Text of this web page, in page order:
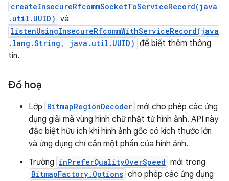
createInsecureRfcommSocketToServiceRecord(java
.util.UUID) và
listenUsingInsecureRfcommWithServiceRecord(java
.lang.String, java.util.UUID) để biết thêm thông
tin.
Đồ hoạ
Lớp BitmapRegionDecoder mới cho phép các ứng
dụng giải mã vùng hình chữ nhật từ hình ảnh. API này
đặc biệt hữu ích khi hình ảnh gốc có kích thước lớn
và ứng dụng chỉ cần một phần của hình ảnh.
Trường inPreferQualityOverSpeed mới trong
BitmapFactory.Options cho phép các ứng dụng